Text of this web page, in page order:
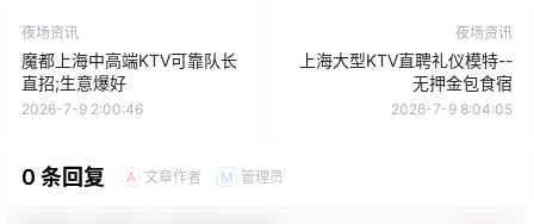
夜场资讯
魔都上海中高端KTV可靠队长
直招;生意爆好
2026-7-9 2:00:46
夜场资讯
上海大型KTV直聘礼仪模特--
无押金包食宿
2026-7-9 8:04:05
0 条回复 A 文章作者 M 管理员